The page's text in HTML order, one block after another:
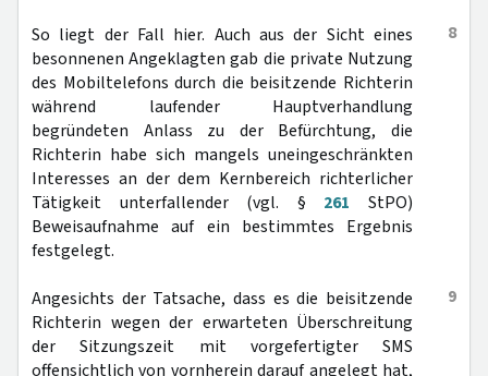
8
So liegt der Fall hier. Auch aus der Sicht eines
besonnenen Angeklagten gab die private Nutzung
des Mobiltelefons durch die beisitzende Richterin
während laufender Hauptverhandlung
begründeten Anlass zu der Befürchtung, die
Richterin habe sich mangels uneingeschränkten
Interesses an der dem Kernbereich richterlicher
Tätigkeit unterfallender (vgl. § 261 StPO)
Beweisaufnahme auf ein bestimmtes Ergebnis
festgelegt.
9
Angesichts der Tatsache, dass es die beisitzende
Richterin wegen der erwarteten Überschreitung
der Sitzungszeit mit vorgefertigter SMS
offensichtlich von vornherein darauf angelegt hat,